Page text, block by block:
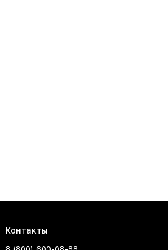
Контакты